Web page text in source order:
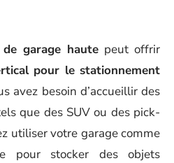
garage haute peut offrir
pour le stationnement
avez besoin d’accueillir des
que des SUV ou des pick-
utiliser votre garage comme
pour stocker des objets